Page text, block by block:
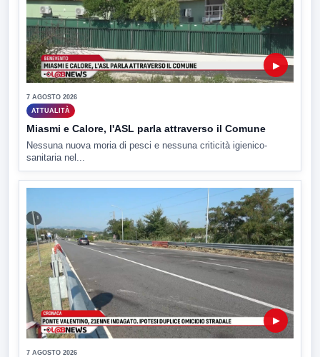
▶
7 AGOSTO 2026
ATTUALITÀ
Miasmi e Calore, l'ASL parla attraverso il Comune
Nessuna nuova moria di pesci e nessuna criticità igienico-
sanitaria nel...
▶
7 AGOSTO 2026